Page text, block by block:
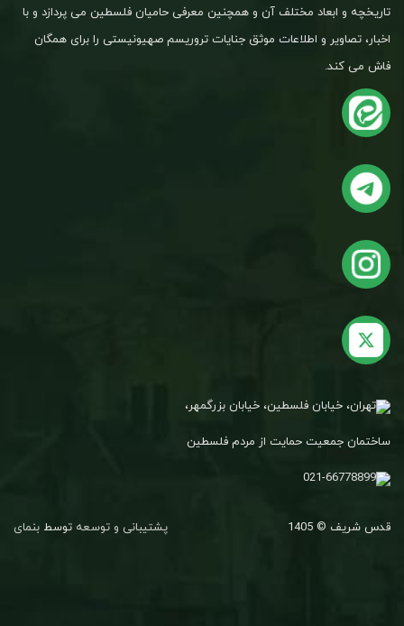
تاریخچه و ابعاد مختلف آن و همچنین معرفی حامیان فلسطین می پردازد و با
اخبار، تصاویر و اطلاعات موثق جنایات تروریسم صهیونیستی را برای همگان
فاش می کند.
تهران، خیابان فلسطین، خیابان بزرگمهر،
ساختمان جمعیت حمایت از مردم فلسطین
021-66778899
پشتیبانی و توسعه توسط بنمای قدس شریف © 1405